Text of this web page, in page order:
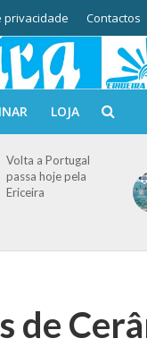
privacidade Contactos
LOJA
Volta a Portugal
passa hoje pela
Ericeira
de